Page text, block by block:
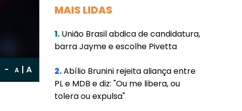
- A A
MAIS LIDAS
1.União Brasil abdica de candidatura,
barra Jayme e escolhe Pivetta
2.Abílio Brunini rejeita aliança entre
PL e MDB e diz: "Ou me libera, ou
tolera ou expulsa"